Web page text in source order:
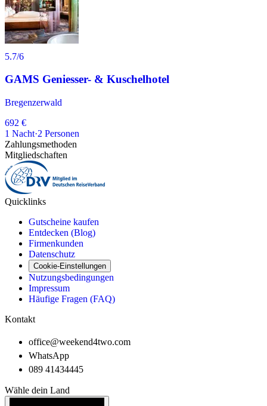
5.7/6
GAMS Geniesser- & Kuschelhotel
Bregenzerwald
692 €
1 Nacht·2 Personen
Zahlungsmethoden
Mitgliedschaften
Quicklinks
Gutscheine kaufen
Entdecken (Blog)
Firmenkunden
Datenschutz
Cookie-Einstellungen
Nutzungsbedingungen
Impressum
Häufige Fragen (FAQ)
Kontakt
office@weekend4two.com
WhatsApp
089 41434445
Wähle dein Land